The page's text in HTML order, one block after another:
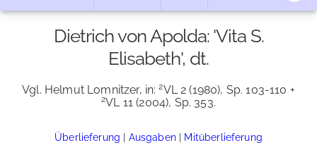
Dietrich von Apolda: 'Vita S.
Elisabeth', dt.
Vgl. Helmut Lomnitzer, in:2VL 2 (1980), Sp. 103-110 +
2VL 11 (2004), Sp. 353.
Überlieferung | Ausgaben| Mitüberlieferung